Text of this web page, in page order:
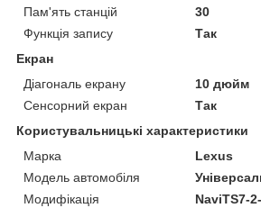
Пам'ять станцій
30
Функція запису
Так
Екран
Діагональ екрану
10 дюйм
Сенсорний екран
Так
Користувальницькі характеристики
Марка
Lexus
Модель автомобіля
Модифікація
NaviTS7-